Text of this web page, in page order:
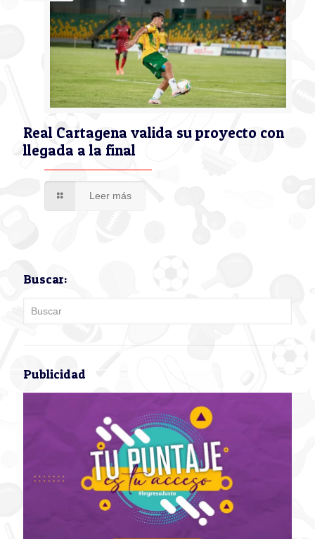
Real Cartagena valida su proyecto con
llegada a la final
Leer más
Buscar:
Publicidad